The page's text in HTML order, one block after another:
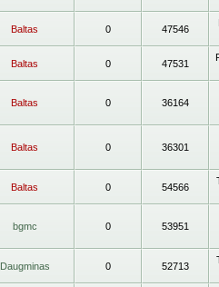
Baltas 0 47546
Baltas 0 47531
Baltas 0 36164
Baltas 0 36301
Baltas 0 54566
bgmc 0 53951
Daugminas 0 52713